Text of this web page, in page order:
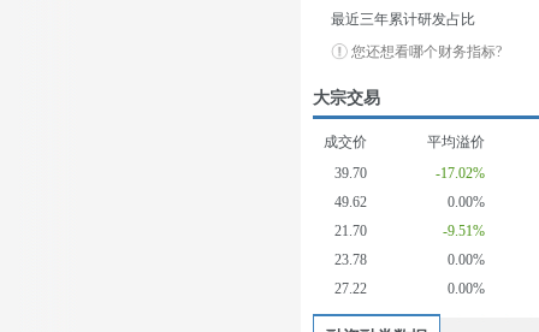
最近三年累计研发占比
您还想看哪个财务指标?
大宗交易
成交价
平均溢价
39.70
-17.02%
49.62
0.00%
21.70
-9.51%
23.78
0.00%
27.22
0.00%